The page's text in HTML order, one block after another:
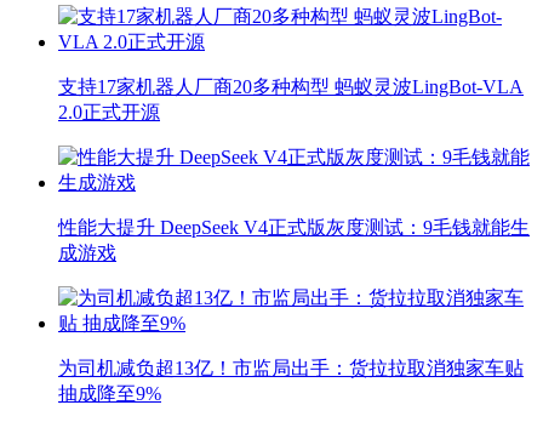
支持17家机器人厂商20多种构型 蚂蚁灵波LingBot-VLA
2.0正式开源
性能大提升 DeepSeek V4正式版灰度测试：9毛钱就能生
成游戏
为司机减负超13亿！市监局出手：货拉拉取消独家车贴
抽成降至9%